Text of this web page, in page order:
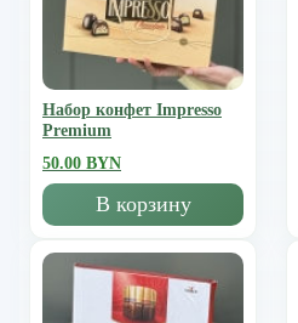
Набор конфет Impresso
Premium
50.00 BYN
В корзину